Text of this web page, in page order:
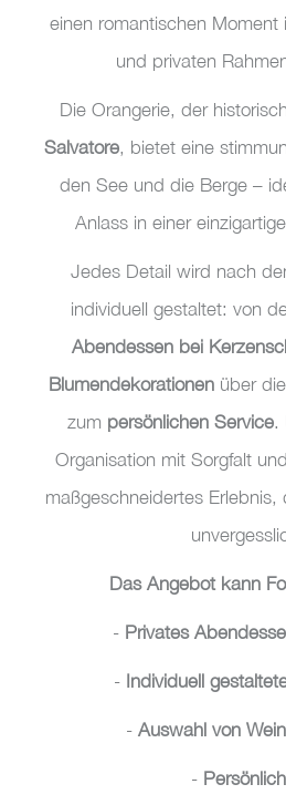
einen romantischen
und privaten
Die Orangerie, der
Salvatore, bietet eine
den See und die Berge –
Anlass in einer
Jedes Detail wird nach
individuell gestaltet: von
Abendessen bei
Blumendekorationenüber die
zum persönlichen Service.
Organisation mit Sorgfalt
maßgeschneidertes
Das Angebot kann
- Privates
- Individuell
- Auswahl von
-